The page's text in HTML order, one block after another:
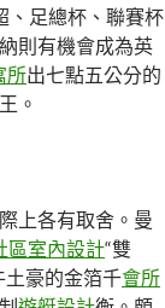
、足總杯、聯賽杯
則有機會成為英
所出七點五公分的
。
上各有取舍。曼
區室內設計“雙
土豪的金箔千會所